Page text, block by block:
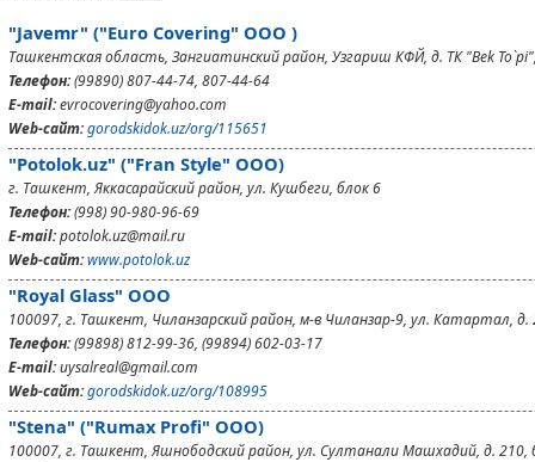
"Javemr" ("Euro Covering" OOO )
Ташкентская область, Зангиатинский район, Узгариш КФЙ, д. ТК "Bek
Телефон:(99890) 807-44-74, 807-44-64
E-mail:evrocovering@yahoo.com
Web-сайт:gorodskidok.uz/org/115651
"Potolok.uz" ("Fran Style" ООО)
г. Ташкент, Яккасарайский район, ул. Кушбеги, блок 6
Телефон:(998) 90-980-96-69
E-mail:potolok.uz@mail.ru
Web-сайт:www.potolok.uz
"Royal Glass" ООО
100097, г. Ташкент, Чиланзарский район, м-в Чиланзар-9, ул. Катартал, д.
Телефон:(99898) 812-99-36, (99894) 602-03-17
E-mail:uysalreal@gmail.com
Web-сайт:gorodskidok.uz/org/108995
"Stena" ("Rumax Profi" ООО)
100007, г. Ташкент, Яшнободский район, ул. Султанали Машхадий, д. 210,